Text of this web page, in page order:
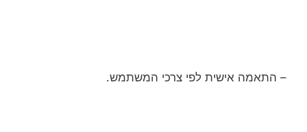
– התאמה אישית לפי צרכי המשתמש.